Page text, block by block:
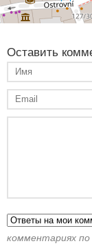
Оставить
комментариях по